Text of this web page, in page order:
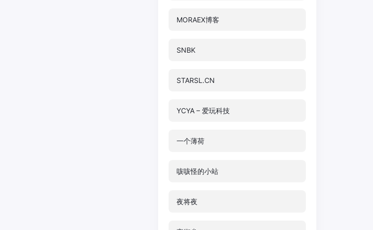
MORAEX博客
SNBK
STARSL.CN
YCYA – 爱玩科技
一个薄荷
咳咳怪的小站
夜将夜